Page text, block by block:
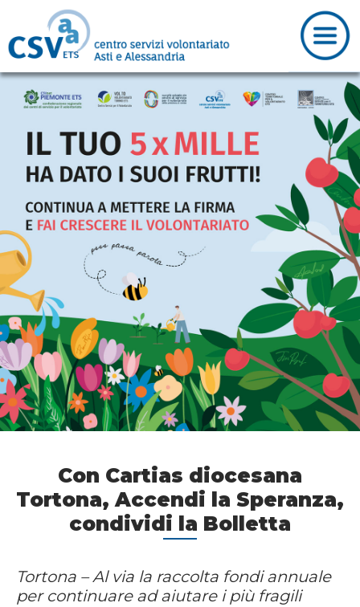
Con Cartias diocesana
Tortona, Accendi la Speranza,
condividi la Bolletta
Tortona – Al via la raccolta fondi annuale
per continuare ad aiutare i più fragili